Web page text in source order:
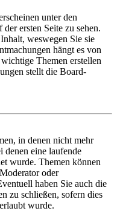
unter den
ersten Seite zu sehen.
weswegen Sie sie
hängt es von
Themen erstellen
stellt die Board-
in denen nicht mehr
denen eine laufende
wurde. Themen können
oder
haben Sie auch die
zu schließen, sofern dies
wurde.